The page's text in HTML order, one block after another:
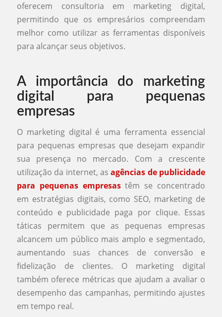
oferecem consultoria em marketing digital,
permitindo que os empresários compreendam
melhor como utilizar as ferramentas disponíveis
para alcançar seus objetivos.
A importância do marketing
digital para pequenas
empresas
O marketing digital é uma ferramenta essencial
para pequenas empresas que desejam expandir
sua presença no mercado. Com a crescente
utilização da internet, asagências de publicidade
para pequenas empresastêm se concentrado
em estratégias digitais, como SEO, marketing de
conteúdo e publicidade paga por clique. Essas
táticas permitem que as pequenas empresas
alcancem um público mais amplo e segmentado,
aumentando suas chances de conversão e
fidelização de clientes. O marketing digital
também oferece métricas que ajudam a avaliar o
desempenho das campanhas, permitindo ajustes
em tempo real.